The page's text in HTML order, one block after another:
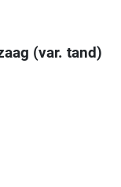
(var. tand)